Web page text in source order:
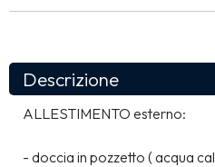
Descrizione
ALLESTIMENTO esterno:
- doccia in pozzetto ( acqua